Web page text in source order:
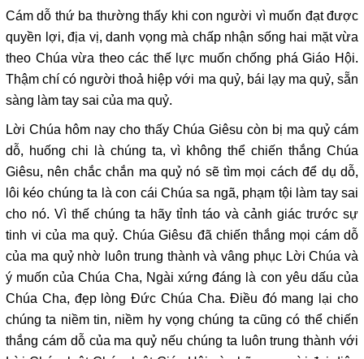
Cám dỗ thứ ba thường thấy khi con người vì muốn đạt được
quyền lợi, địa vị, danh vọng mà chấp nhận sống hai mặt vừa
theo Chúa vừa theo các thế lực muốn chống phá Giáo Hội.
Thậm chí có người thoả hiệp với ma quỷ, bái lạy ma quỷ, sẵn
sàng làm tay sai của ma quỷ.
Lời Chúa hôm nay cho thấy Chúa Giêsu còn bị ma quỷ cám
dỗ, huống chi là chúng ta, vì không thể chiến thắng Chúa
Giêsu, nên chắc chắn ma quỷ nó sẽ tìm mọi cách để dụ dỗ,
lôi kéo chúng ta là con cái Chúa sa ngã, phạm tội làm tay sai
cho nó. Vì thế chúng ta hãy tỉnh táo và cảnh giác trước sự
tinh vi của ma quỷ. Chúa Giêsu đã chiến thắng mọi cám dỗ
của ma quỷ nhờ luôn trung thành và vâng phục Lời Chúa và
ý muốn của Chúa Cha, Ngài xứng đáng là con yêu dấu của
Chúa Cha, đẹp lòng Đức Chúa Cha. Điều đó mang lại cho
chúng ta niềm tin, niềm hy vọng chúng ta cũng có thể chiến
thắng cám dỗ của ma quỷ nếu chúng ta luôn trung thành với